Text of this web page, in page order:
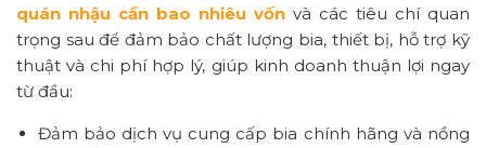
quán nhậu cần bao nhiêu vốn và các tiêu chí quan
trọng sau để đảm bảo chất lượng bia, thiết bị, hỗ trợ kỹ
thuật và chi phí hợp lý, giúp kinh doanh thuận lợi ngay
từ đầu:
Đảm bảo dịch vụ cung cấp bia chính hãng và nồng